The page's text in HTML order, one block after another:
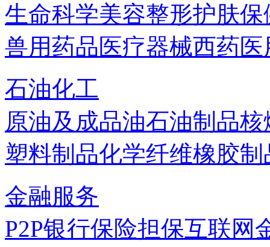
生命科学美容整形护肤保
兽用药品医疗器械西药
石油化工
原油及成品油石油制品核
塑料制品化学纤维橡胶制
金融服务
P2P银行保险担保互联网